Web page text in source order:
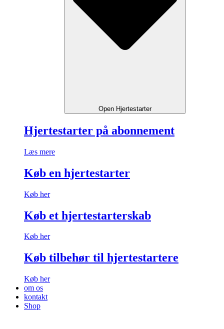
Open Hjertestarter
Hjertestarter på abonnement
Læs mere
Køb en hjertestarter
Køb her
Køb et hjertestarterskab
Køb her
Køb tilbehør til hjertestartere
Køb her
om os
kontakt
Shop